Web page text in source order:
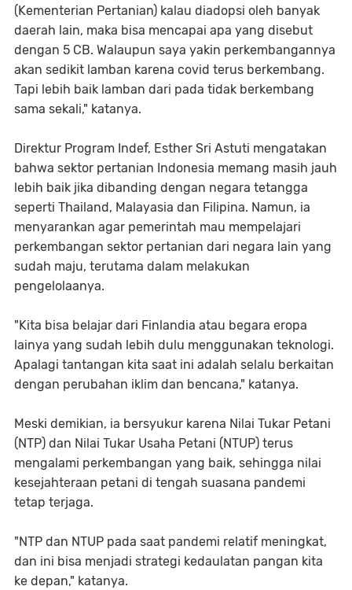
(Kementerian Pertanian) kalau diadopsi oleh banyak
daerah lain, maka bisa mencapai apa yang disebut
dengan 5 CB. Walaupun saya yakin perkembangannya
akan sedikit lamban karena covid terus berkembang.
Tapi lebih baik lamban dari pada tidak berkembang
sama sekali," katanya.
Direktur Program Indef, Esther Sri Astuti mengatakan
bahwa sektor pertanian Indonesia memang masih jauh
lebih baik jika dibanding dengan negara tetangga
seperti Thailand, Malayasia dan Filipina. Namun, ia
menyarankan agar pemerintah mau mempelajari
perkembangan sektor pertanian dari negara lain yang
sudah maju, terutama dalam melakukan
pengelolaanya.
"Kita bisa belajar dari Finlandia atau begara eropa
lainya yang sudah lebih dulu menggunakan teknologi.
Apalagi tantangan kita saat ini adalah selalu berkaitan
dengan perubahan iklim dan bencana," katanya.
Meski demikian, ia bersyukur karena Nilai Tukar Petani
(NTP) dan Nilai Tukar Usaha Petani (NTUP) terus
mengalami perkembangan yang baik, sehingga nilai
kesejahteraan petani di tengah suasana pandemi
tetap terjaga.
"NTP dan NTUP pada saat pandemi relatif meningkat,
dan ini bisa menjadi strategi kedaulatan pangan kita
ke depan," katanya.